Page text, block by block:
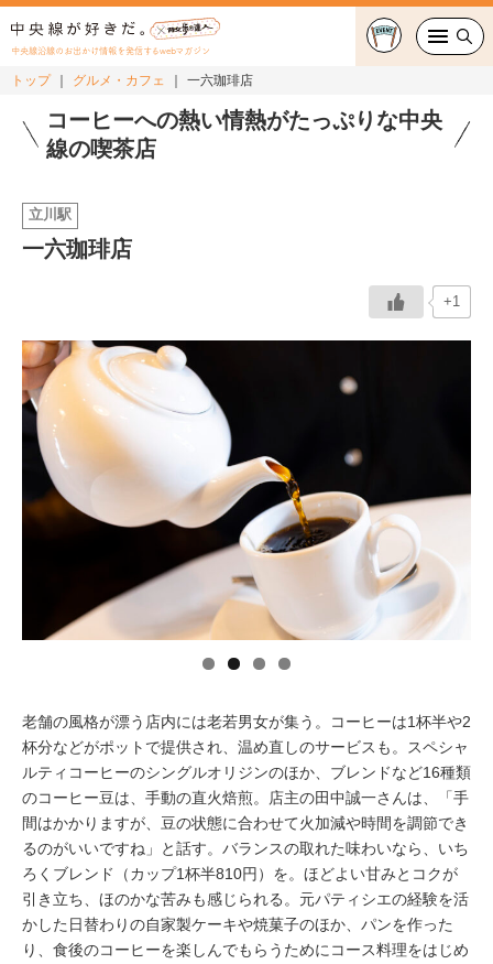
中央線沿線のお出かけ情報を発信するwebマガジン
グルメ・カフェ
おでかけ
特集
連載
中央線フェス
トップ グルメ・カフェ 一六珈琲店
コーヒーへの熱い情熱がたっぷりな中央
線の喫茶店
立川駅
一六珈琲店
+1
老舗の風格が漂う店内には老若男女が集う。コーヒーは1杯半や2
杯分などがポットで提供され、温め直しのサービスも。スペシャ
ルティコーヒーのシングルオリジンのほか、ブレンドなど16種類
のコーヒー豆は、手動の直火焙煎。店主の田中誠一さんは、「手
間はかかりますが、豆の状態に合わせて火加減や時間を調節でき
るのがいいですね」と話す。バランスの取れた味わいなら、いち
ろくブレンド（カップ1杯半810円）を。ほどよい甘みとコクが
引き立ち、ほのかな苦みも感じられる。元パティシエの経験を活
かした日替わりの自家製ケーキや焼菓子のほか、パンを作った
り、食後のコーヒーを楽しんでもらうためにコース料理をはじめ